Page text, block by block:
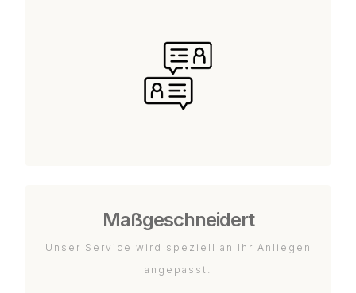
Maßgeschneidert
Unser Service wird speziell an Ihr Anliegen
angepasst.